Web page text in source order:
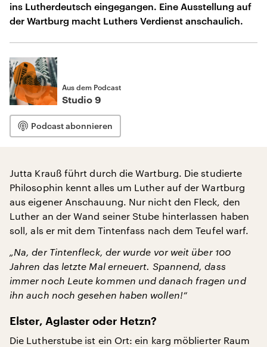
ins Lutherdeutsch eingegangen. Eine Ausstellung auf
der Wartburg macht Luthers Verdienst anschaulich.
Aus dem Podcast
Studio 9
Podcast abonnieren
Jutta Krauß führt durch die Wartburg. Die studierte
Philosophin kennt alles um Luther auf der Wartburg
aus eigener Anschauung. Nur nicht den Fleck, den
Luther an der Wand seiner Stube hinterlassen haben
soll, als er mit dem Tintenfass nach dem Teufel warf.
„Na, der Tintenfleck, der wurde vor weit über 100
Jahren das letzte Mal erneuert. Spannend, dass
immer noch Leute kommen und danach fragen und
ihn auch noch gesehen haben wollen!“
Elster, Aglaster oder Hetzn?
Die Lutherstube ist ein Ort: ein karg möblierter Raum